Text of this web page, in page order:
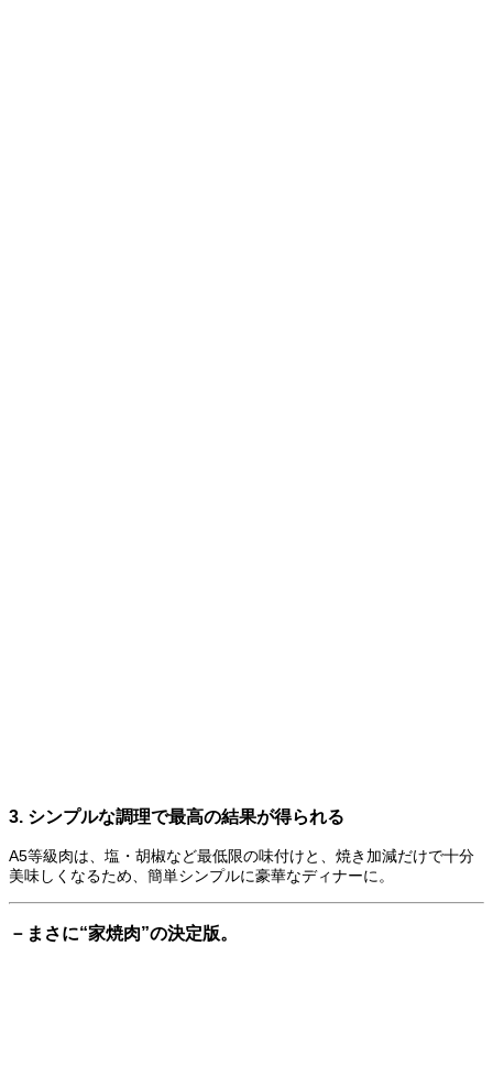
3. シンプルな調理で最高の結果が得られる
A5等級肉は、塩・胡椒など最低限の味付けと、焼き加減だけで十分
美味しくなるため、簡単シンプルに豪華なディナーに。
－まさに“家焼肉”の決定版。